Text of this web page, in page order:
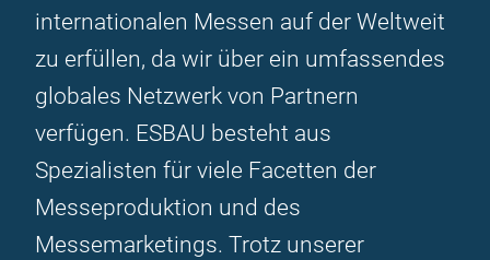
internationalen Messen auf der Weltweit
zu erfüllen, da wir über ein umfassendes
globales Netzwerk von Partnern
verfügen. ESBAU besteht aus
Spezialisten für viele Facetten der
Messeproduktion und des
Messemarketings. Trotz unserer